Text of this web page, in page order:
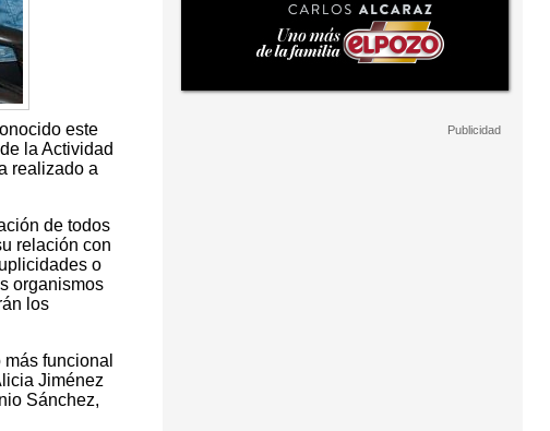
este
la Actividad
realizado a
de todos
relación con
o
organismos
los
funcional
Jiménez
Sánchez,